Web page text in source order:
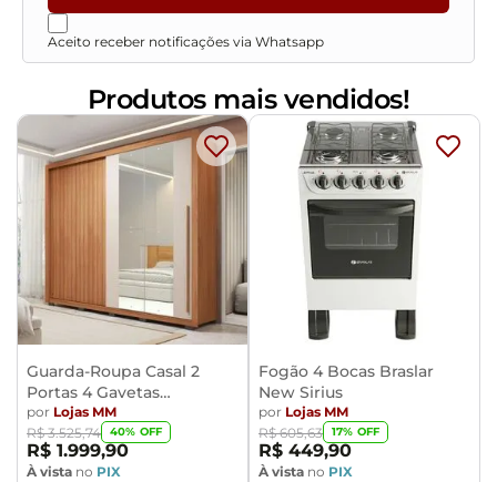
Aceito receber notificações via Whatsapp
Produtos mais vendidos!
Guarda-Roupa Casal 2
Portas 4 Gavetas
Caemmun Moviment
por Lojas MM
R$ 3.525,74 40% OFF
R$ 1.999,90
À vista no PIX
Fogão 4 Bocas Braslar
New Sirius
por Lojas MM
R$ 605,63 17% OFF
R$ 449,90
À vista no PIX